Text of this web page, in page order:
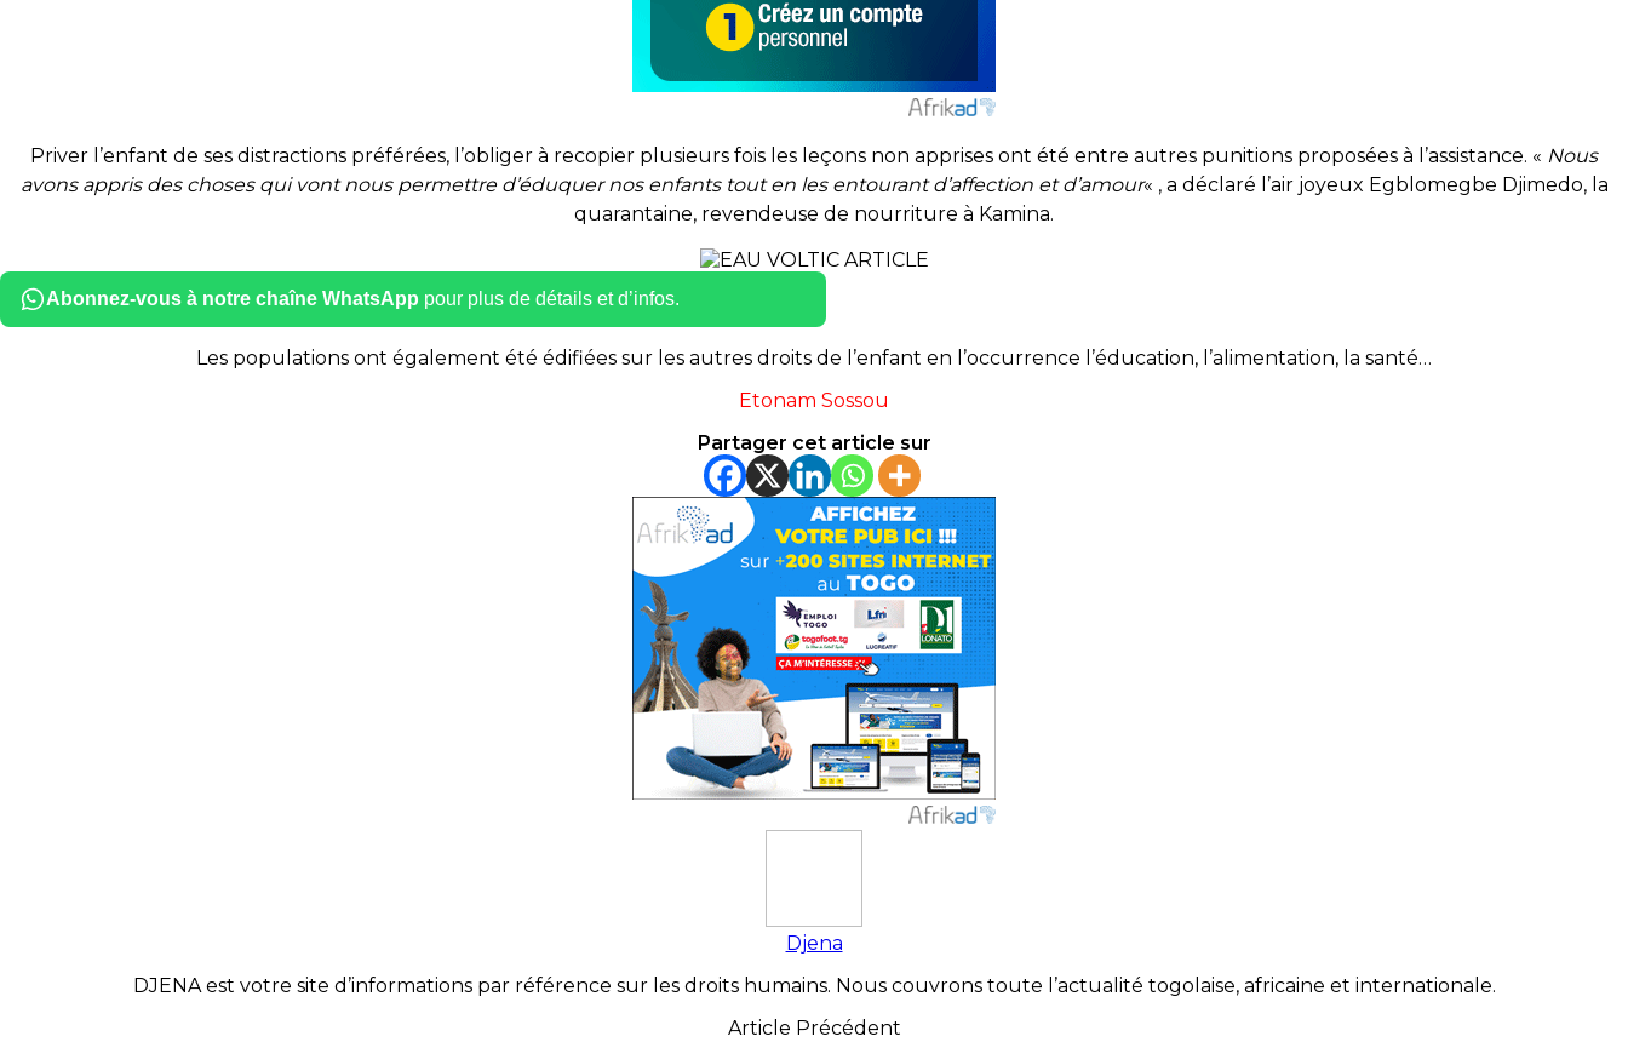
Priver l’enfant de ses distractions préférées, l’obliger à recopier plusieurs fois les leçons non apprises ont été entre autres punitions proposées à l’assistance. « Nous
avons appris des choses qui vont nous permettre d’éduquer nos enfants tout en les entourant d’affection et d’amour« , a déclaré l’air joyeux Egblomegbe Djimedo, la
quarantaine, revendeuse de nourriture à Kamina.
Abonnez-vous à notre chaîne WhatsApp pour plus de détails et d’infos.
Les populations ont également été édifiées sur les autres droits de l’enfant en l’occurrence l’éducation, l’alimentation, la santé…
Etonam Sossou
Partager cet article sur
Djena
DJENA est votre site d’informations par référence sur les droits humains. Nous couvrons toute l’actualité togolaise, africaine et internationale.
Article Précédent